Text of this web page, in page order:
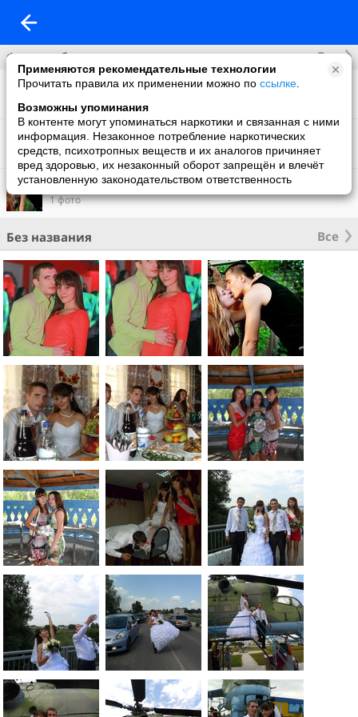
Применяются рекомендательные технологии
Прочитать правила их применении можно по ссылке
Возможны упоминания
В контенте могут упоминаться наркотики и связанная с ними
информация. Незаконное потребление наркотических
средств, психотропных веществ и их аналогов причиняет
вред здоровью, их незаконный оборот запрещён и влечёт
установленную законодательством ответственность
Фотоальбомы Все
Фото со мной
Что нового
19 фото
Фон на обложку
1 фото
Без названия Все